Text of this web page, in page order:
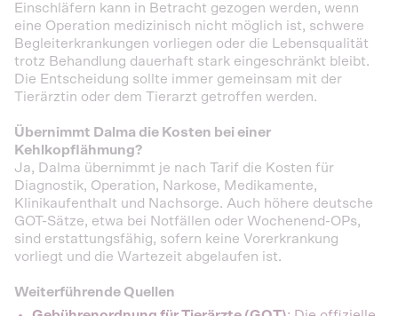
Einschläfern kann in Betracht gezogen werden, wenn
eine Operation medizinisch nicht möglich ist, schwere
Begleiterkrankungen vorliegen oder die Lebensqualität
trotz Behandlung dauerhaft stark eingeschränkt bleibt.
Die Entscheidung sollte immer gemeinsam mit der
Tierärztin oder dem Tierarzt getroffen werden.
Übernimmt Dalma die Kosten bei einer
Kehlkopflähmung?
Ja, Dalma übernimmt je nach Tarif die Kosten für
Diagnostik, Operation, Narkose, Medikamente,
Klinikaufenthalt und Nachsorge. Auch höhere deutsche
GOT-Sätze, etwa bei Notfällen oder Wochenend-OPs,
sind erstattungsfähig, sofern keine Vorerkrankung
vorliegt und die Wartezeit abgelaufen ist.
Weiterführende Quellen